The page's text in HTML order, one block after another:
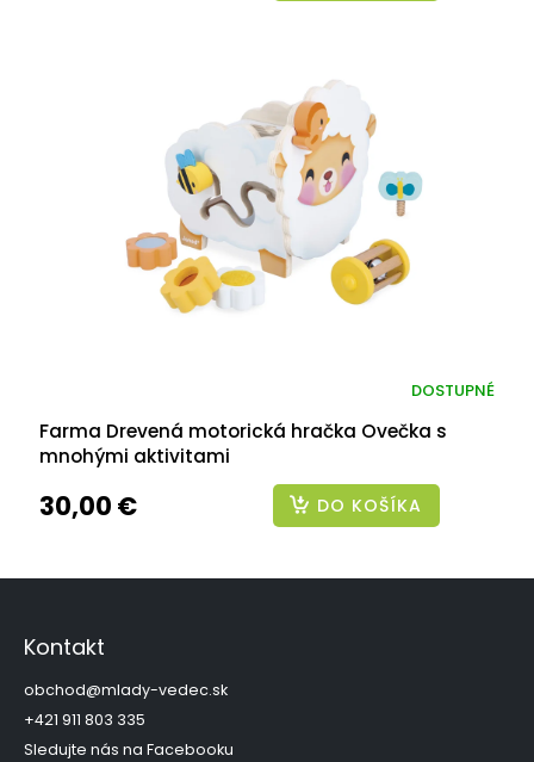
Farma Drevená motorická hračka Ovečka s
mnohými aktivitami
DOSTUPNÉ
30,00 € DO KOŠÍKA
Z
Kontakt
obchod@mlady-vedec.sk
+421 911 803 335
Sledujte nás na Facebooku